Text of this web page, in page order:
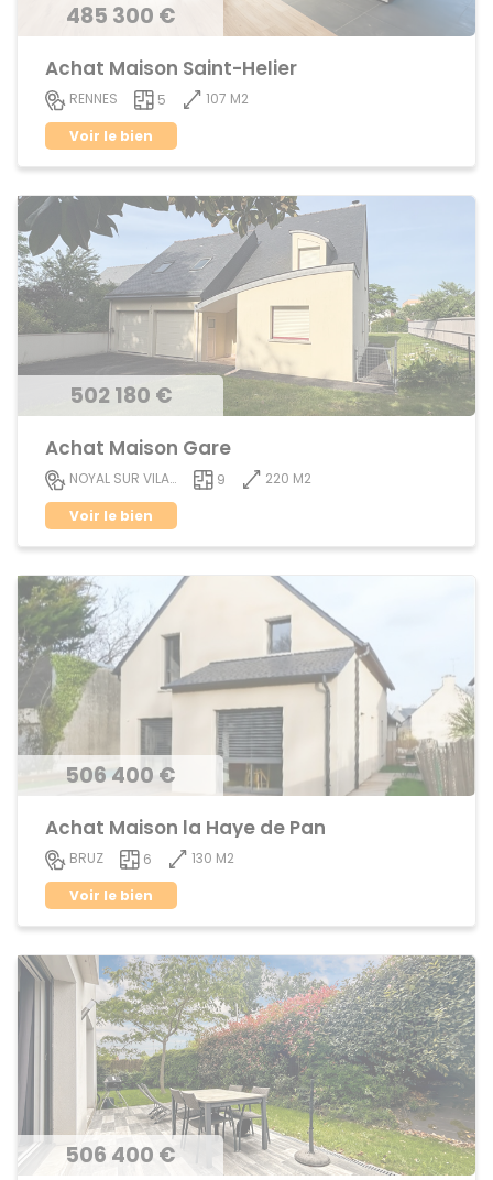
485 300 €
Achat Maison Saint-Helier
RENNES 5
107 M2
Voir le bien
502 180 €
Achat Maison Gare
NOYAL SUR VILAINE 9
220 M2
Voir le bien
506 400 €
Achat Maison la Haye de Pan
BRUZ 6
130 M2
Voir le bien
506 400 €